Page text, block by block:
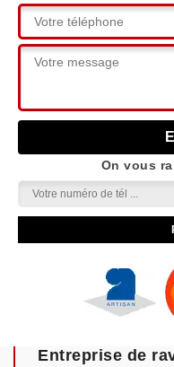
On vous
Entreprise de